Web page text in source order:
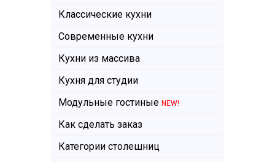
Классические кухни
Современные кухни
Кухни из массива
Кухня для студии
Модульные гостиные NEW!
Как сделать заказ
Категории столешниц